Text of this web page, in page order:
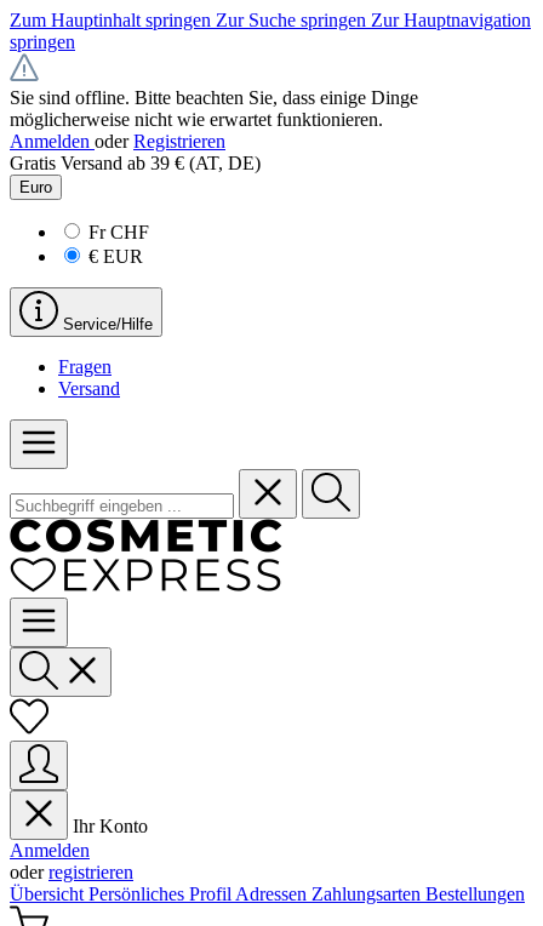
Zum Hauptinhalt springen Zur Suche springen Zur Hauptnavigation
springen
Sie sind offline. Bitte beachten Sie, dass einige Dinge
möglicherweise nicht wie erwartet funktionieren.
Anmelden oder Registrieren
Gratis Versand ab 39 € (AT, DE)
Euro
FrCHF
€ EUR
Service/Hilfe
Fragen
Versand
Ihr Konto
Anmelden
oderregistrieren
Übersicht Persönliches Profil Adressen Zahlungsarten Bestellungen